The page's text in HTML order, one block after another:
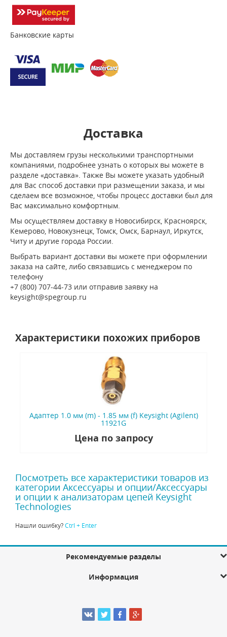
Банковские карты
Доставка
Мы доставляем грузы несколькими транспортными
компаниями, подробнее узнать о которых вы можете в
разделе «доставка». Также Вы можете указать удобный
для Вас способ доставки при размещении заказа, и мы
сделаем все возможное, чтобы процесс доставки был для
Вас максимально комфортным.
Мы осуществляем доставку в Новосибирск, Красноярск,
Кемерово, Новокузнецк, Томск, Омск, Барнаул, Иркутск,
Читу и другие города России.
Выбрать вариант доставки вы можете при оформлении
заказа на сайте, либо связавшись с менеджером по
телефону
+7 (800) 707-44-73 или отправив заявку на
keysight@spegroup.ru
Характеристики похожих приборов
Адаптер 1.0 мм (m) - 1.85 мм (f) Keysight (Agilent)
11921G
Цена по запросу
Посмотреть все характеристики товаров из
категории Аксессуары и опции/Аксессуары
и опции к анализаторам цепей Keysight
Technologies
Нашли ошибку?Ctrl + Enter
Рекомендуемые разделы
Информация